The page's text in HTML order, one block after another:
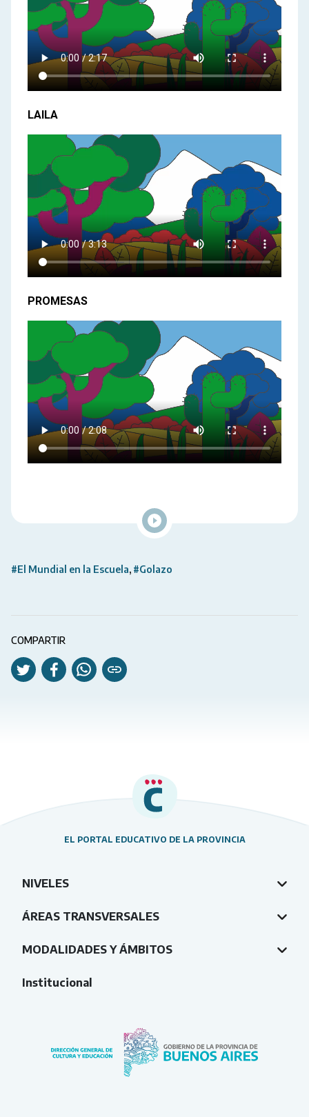
LAILA
PROMESAS
#El Mundial en la Escuela #Golazo
COMPARTIR
EL PORTAL EDUCATIVO DE LA PROVINCIA
NIVELES
ÁREAS TRANSVERSALES
MODALIDADES Y ÁMBITOS
Institucional